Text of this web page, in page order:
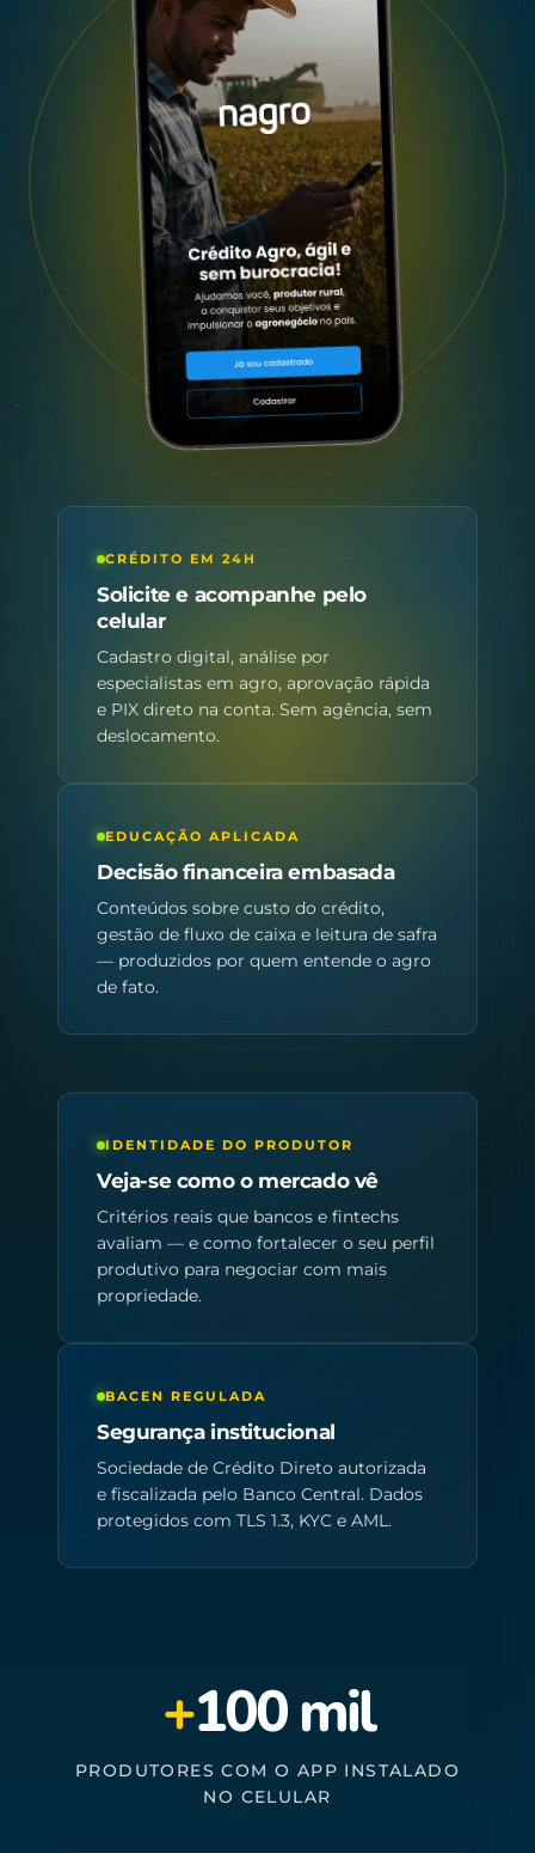
CRÉDITO EM 24H
Solicite e acompanhe pelo
celular
Cadastro digital, análise por
especialistas em agro, aprovação rápida
e PIX direto na conta. Sem agência, sem
deslocamento.
EDUCAÇÃO APLICADA
Decisão financeira embasada
Conteúdos sobre custo do crédito,
gestão de fluxo de caixa e leitura de safra
— produzidos por quem entende o agro
de fato.
IDENTIDADE DO PRODUTOR
Veja-se como o mercado vê
Critérios reais que bancos e fintechs
avaliam — e como fortalecer o seu perfil
produtivo para negociar com mais
propriedade.
BACEN REGULADA
Segurança institucional
Sociedade de Crédito Direto autorizada
e fiscalizada pelo Banco Central. Dados
protegidos com TLS 1.3, KYC e AML.
+100 mil
PRODUTORES COM O APP INSTALADO
NO CELULAR